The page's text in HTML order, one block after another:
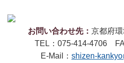
お問い合わせ先： 京都府
TEL：075-414-4706
E-Mail： shizen-